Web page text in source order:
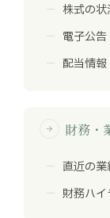
株式の状
電子公告
配当情報
arrow_forward 財務・
直近の
財務ハイ